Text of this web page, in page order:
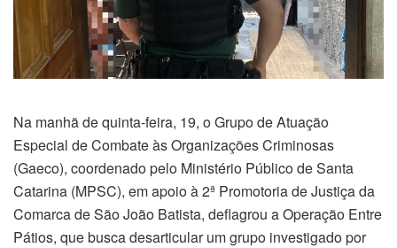
Na manhã de quinta-feira, 19, o Grupo de Atuação
Especial de Combate às Organizações Criminosas
(Gaeco), coordenado pelo Ministério Público de Santa
Catarina (MPSC), em apoio à 2ª Promotoria de Justiça da
Comarca de São João Batista, deflagrou a Operação Entre
Pátios, que busca desarticular um grupo investigado por